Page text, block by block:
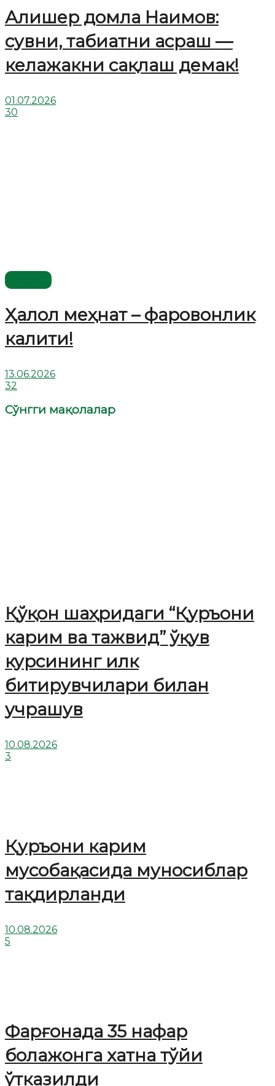
Алишер домла Наимов:
сувни, табиатни асраш —
келажакни сақлаш демак!
01.07.2026
30
Ҳалол меҳнат – фаровонлик
калити!
13.06.2026
32
Сўнгги мақолалар
Қўқон шаҳридаги “Қуръони
карим ва тажвид” ўқув
курсининг илк
битирувчилари билан
учрашув
10.08.2026
3
Қуръони карим
мусобақасида муносиблар
тақдирланди
10.08.2026
5
Фарғонада 35 нафар
болажонга хатна тўйи
ўтказилди